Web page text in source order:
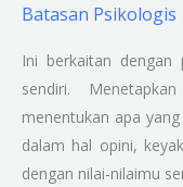
Batasan Psikologis
Ini berkaitan dengan
sendiri.
menentukan apa
dalam hal opini,
dengan nilai-nilaimu